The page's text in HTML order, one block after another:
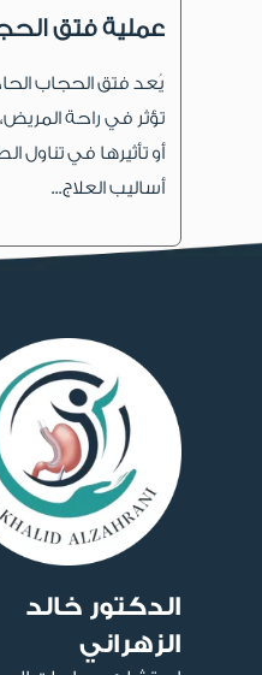
عملية فتق
يُعد فتق الحجاب
تؤثر في راحة
أو تأثيرها في تناول
أساليب العلاج...
الدكتور خالد
الزهراني